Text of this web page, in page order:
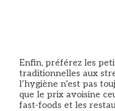
Enfin, préférez les
traditionnelles aux
l’hygiène n’est pas
que le prix avoisine
fast-foods et les